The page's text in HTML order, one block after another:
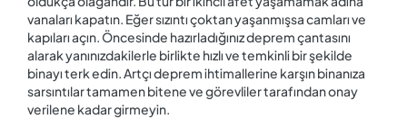
vanaları kapatın. Eğer sızıntı çoktan yaşanmışsa camları ve
kapıları açın. Öncesinde hazırladığınız deprem çantasını
alarak yanınızdakilerle birlikte hızlı ve temkinli bir şekilde
binayı terk edin. Artçı deprem ihtimallerine karşın binanıza
sarsıntılar tamamen bitene ve görevliler tarafından onay
verilene kadar girmeyin.